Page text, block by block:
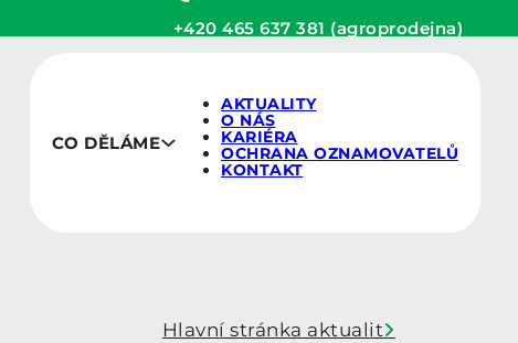
+420 465 637 381 (agroprodejna)
CO DĚLÁME
AKTUALITY
O NÁS
KARIÉRA
OCHRANA OZNAMOVATELŮ
KONTAKT
Hlavní stránka aktualit